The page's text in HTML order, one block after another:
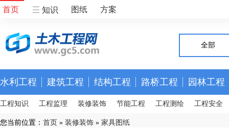
首页 知识 图纸 方案
全部
水利工程 建筑工程 结构工程 路桥工程 园林工程
工程知识 工程监理 装修装饰 节能工程 工程测绘 工程安全
您当前位置： 首页 » 装修装饰 » 家具图纸